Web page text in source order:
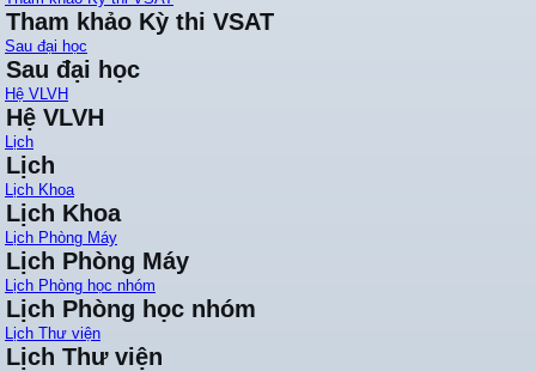
Tham khảo Kỳ thi VSAT
Sau đại học
Sau đại học
Hệ VLVH
Hệ VLVH
Lịch
Lịch
Lịch Khoa
Lịch Khoa
Lịch Phòng Máy
Lịch Phòng Máy
Lịch Phòng học nhóm
Lịch Phòng học nhóm
Lịch Thư viện
Lịch Thư viện